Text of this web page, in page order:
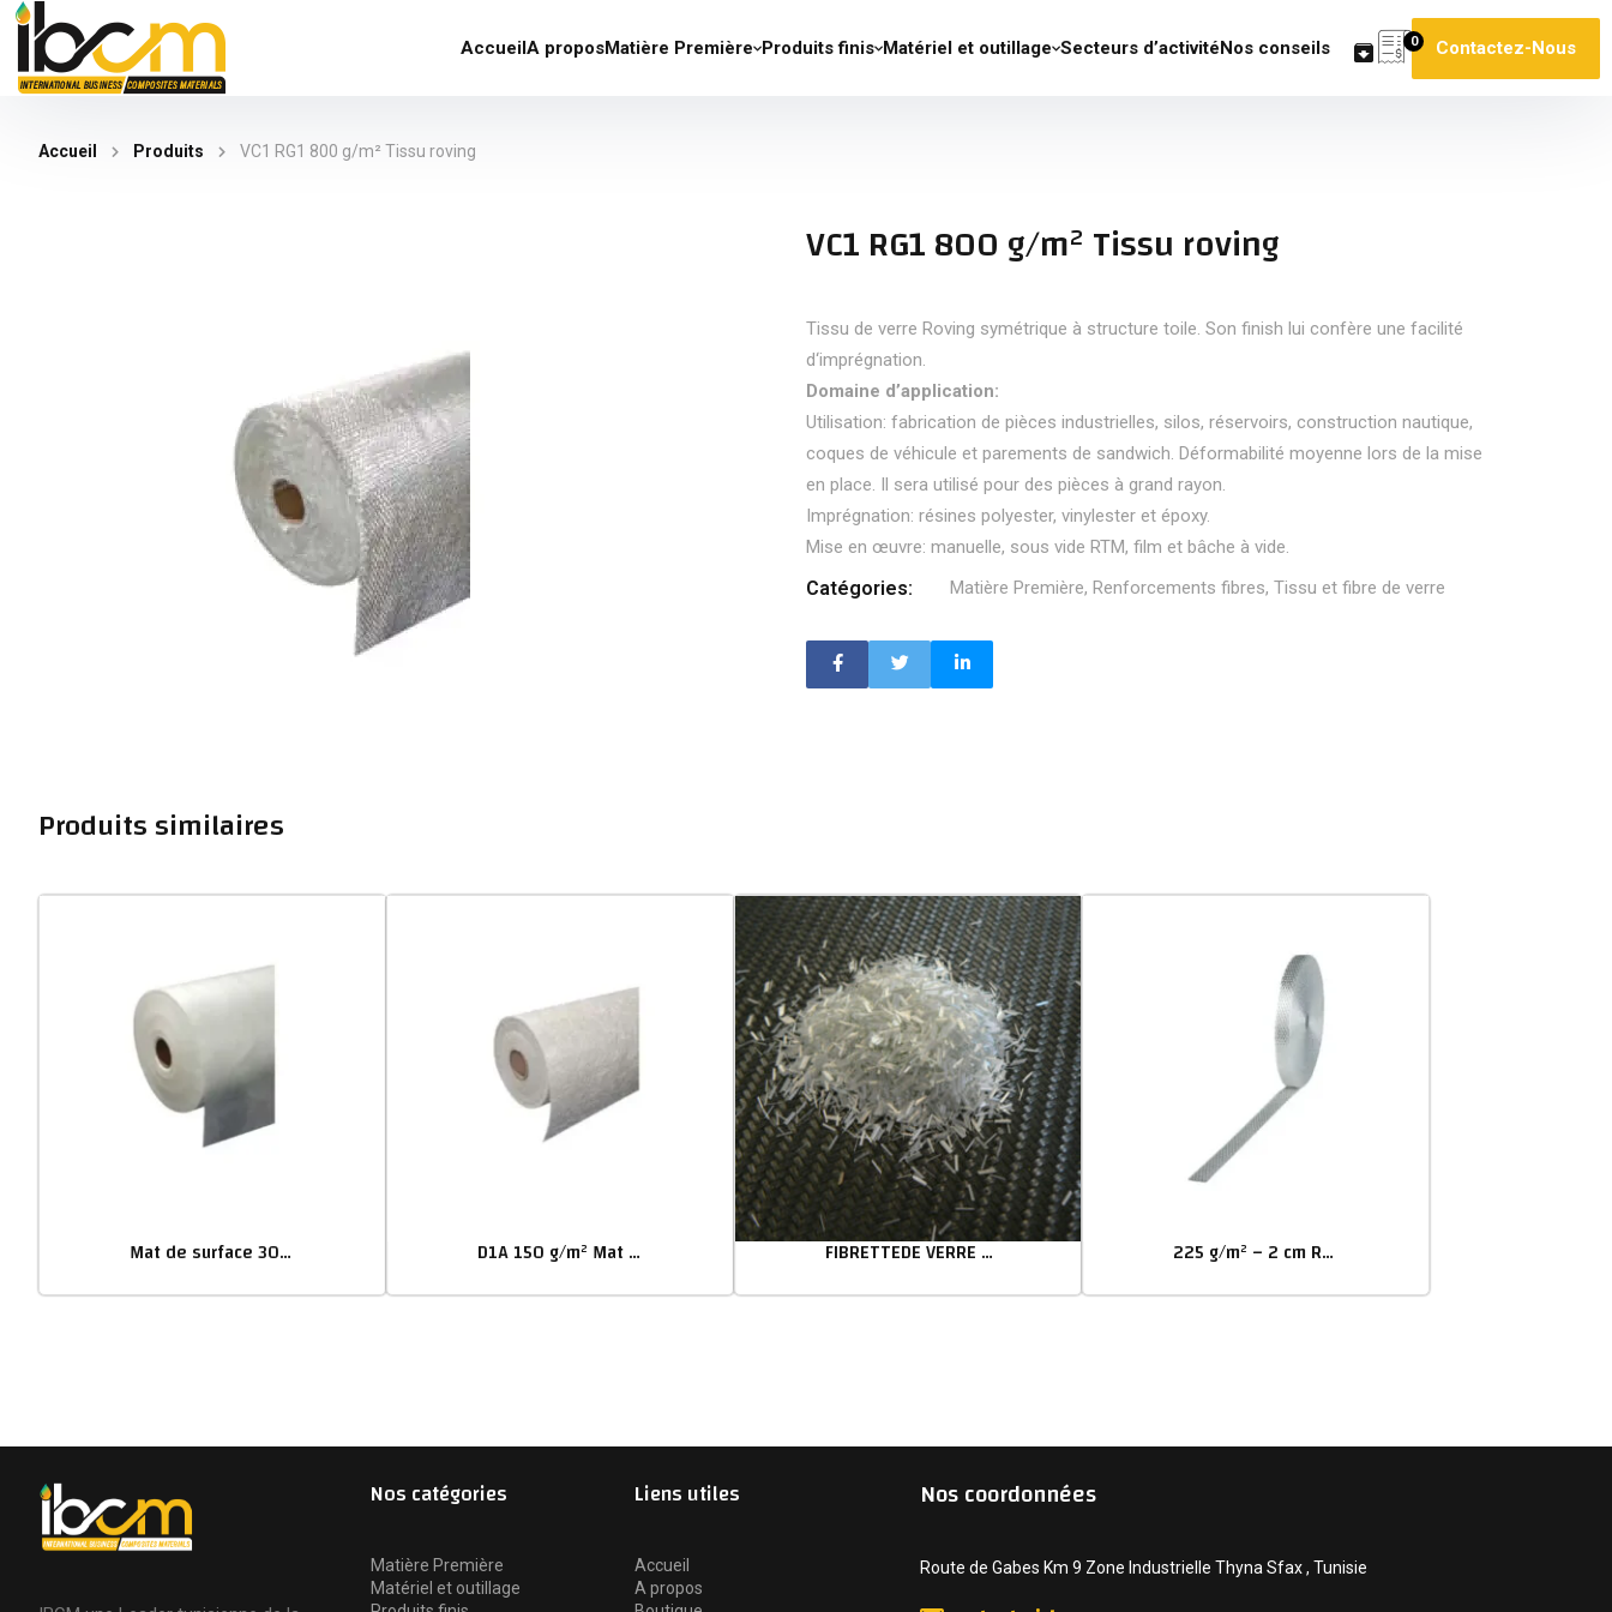
AccueilA proposMatière Première Produits finis Matériel et outillage Secteurs d’activitéNos conseils 0 Contactez-Nous
Accueil Produits VC1 RG1 800 g/m² Tissu roving
VC1 RG1 800 g/m² Tissu roving
Tissu de verre Roving symétrique à structure toile. Son finish lui confère une facilité
d‘imprégnation.
Domaine d’application:
Utilisation: fabrication de pièces industrielles, silos, réservoirs, construction nautique,
coques de véhicule et parements de sandwich. Déformabilité moyenne lors de la mise
en place. Il sera utilisé pour des pièces à grand rayon.
Imprégnation: résines polyester, vinylester et époxy.
Mise en œuvre: manuelle, sous vide RTM, film et bâche à vide.
Catégories: Matière Première, Renforcements fibres, Tissu et fibre de verre
Produits similaires
Mat de surface 30g/m² D1A 150 g/m² Mat de verre poudre FIBRETTEDE VERRE COUPEES 225 g/m² – 2 cm Ruban de verre tissé
Nos catégories
Matière Première
Matériel et outillage
Liens utiles
Accueil
A propos
Nos coordonnées
Route de Gabes Km 9 Zone Industrielle Thyna Sfax , Tunisie